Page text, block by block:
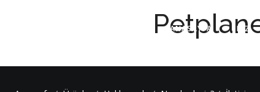
ANASAYFA BİZ